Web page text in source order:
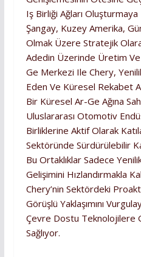
Iş Birliği Ağları
Şangay, Kuzey Amerika,
Olmak Üzere Stratejik
Adedin Üzerinde Üretim
Ge Merkezi Ile Chery,
Eden Ve Küresel Rekabet
Bir Küresel Ar-Ge Ağına
Uluslararası Otomotiv
Birliklerine Aktif Olarak
Sektöründe Sürdürülebilir
Bu Ortaklıklar Sadece
Gelişimini Hızlandırmakla
Chery’nin Sektördeki
Görüşlü Yaklaşımını
Çevre Dostu Teknolojilere
Sağlıyor.